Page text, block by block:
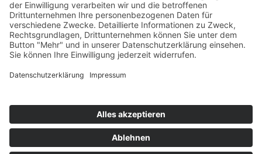
Facebook Instagram Instagram
Mitglied im Deutschen Tierschutzbund e.V.
Landestierschutzverband Baden-Württemberg
Findefix das Haustierregister
Datenschutz
Freunde, Partner und Co.